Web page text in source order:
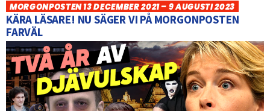
MORGONPOSTEN 13 DECEMBER 2021 – 9 AUGUSTI 2023
KÄRA LÄSARE! NU SÄGER VI PÅ MORGONPOSTEN
FARVÄL